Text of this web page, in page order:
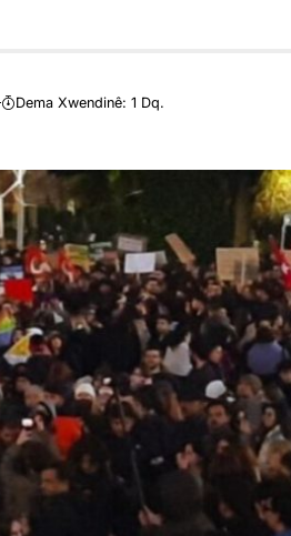
Dema Xwendinê: 1 Dq.